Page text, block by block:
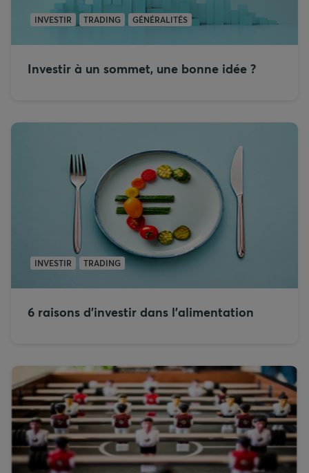
INVESTIR TRADING GÉNÉRALITÉS
Investir à un sommet, une bonne idée ?
INVESTIR TRADING
6 raisons d’investir dans l’alimentation